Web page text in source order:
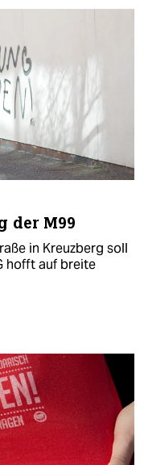
der M99
in Kreuzberg soll
hofft auf breite